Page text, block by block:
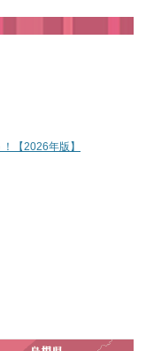
【2026年版】